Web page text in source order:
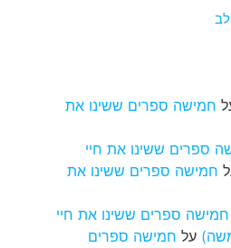
חמישה ספרים ששינו את
ספרים ששינו את חיי
חמישה ספרים ששינו את
חמישה ספרים ששינו את חיי
על חמישה ספרים